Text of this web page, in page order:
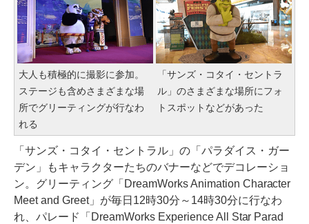
大人も積極的に撮影に参加。
ステージも含めさまざまな場
所でグリーティングが行なわ
れる
「サンズ・コタイ・セントラ
ル」のさまざまな場所にフォ
トスポットなどがあった
「サンズ・コタイ・セントラル」の「パラダイス・ガー
デン」もキャラクターたちのバナーなどでデコレーショ
ン。グリーティング「DreamWorks Animation Character
Meet and Greet」が毎日12時30分～14時30分に行なわ
れ、パレード「DreamWorks Experience All Star Parad